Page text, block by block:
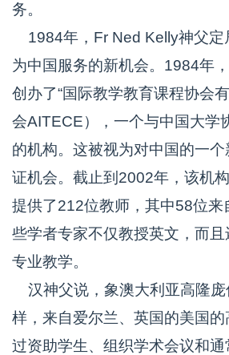
务。
1984年，Fr Ned Kelly神父定
为中国服务的新机会。1984年
创办了“国际教学教育课程协会
会AITECE），一个与中国大学
的机构。这被视为对中国的一
证机会。截止到2002年，该机
提供了212位教师，其中58位来
些学者专家不仅教授英文，而
专业教学。
汉神父说，象澳大利亚高隆庞
样，来自爱尔兰、英国的美国
过资助学生、组织学术会议和